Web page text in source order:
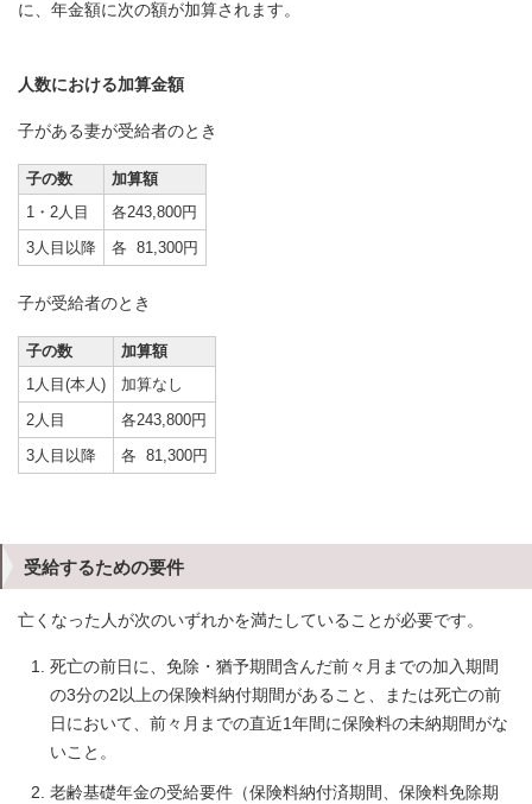
に、年金額に次の額が加算されます。
人数における加算金額
子がある妻が受給者のとき
子の数
加算額
1・2人目
各243,800円
3人目以降
各 81,300円
子が受給者のとき
子の数
加算額
1人目(本人)
加算なし
2人目
各243,800円
3人目以降
各 81,300円
受給するための要件
亡くなった人が次のいずれかを満たしていることが必要です。
死亡の前日に、免除・猶予期間含んだ前々月までの加入期間
の3分の2以上の保険料納付期間があること、または死亡の前
日において、前々月までの直近1年間に保険料の未納期間がな
いこと。
老齢基礎年金の受給要件（保険料納付済期間、保険料免除期